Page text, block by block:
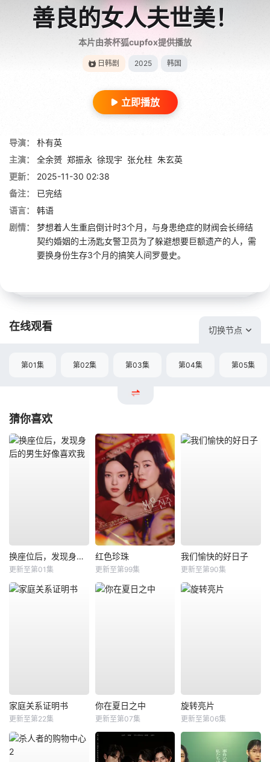
善良的女人夫世美！
本片由茶杯狐cupfox提供播放
日韩剧 2025 韩国
立即播放
导演：
朴有英
主演：
全余赟 郑振永 徐现宇 张允柱 朱玄英
更新：
2025-11-30 02:38
备注：
已完结
语言：
韩语
剧情：
梦想着人生重启倒计时3个月，与身患绝症的财阀会长缔结
契约婚姻的土汤匙女警卫员为了躲避想要巨额遗产的人，需
要换身份生存3个月的搞笑人间罗曼史。
在线观看 切换节点
第01集 第02集 第03集 第04集 第05集
猜你喜欢
换座位后，发现身后的男生好像喜欢我
更新至第01集
红色珍珠
更新至第99集
我们愉快的好日子
更新至第90集
家庭关系证明书
更新至第22集
你在夏日之中
更新至第07集
旋转亮片
更新至第06集